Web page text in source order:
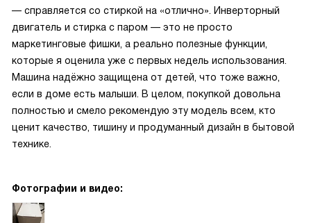
— справляется со стиркой на «отлично». Инверторный
двигатель и стирка с паром — это не просто
маркетинговые фишки, а реально полезные функции,
которые я оценила уже с первых недель использования.
Машина надёжно защищена от детей, что тоже важно,
если в доме есть малыши. В целом, покупкой довольна
полностью и смело рекомендую эту модель всем, кто
ценит качество, тишину и продуманный дизайн в бытовой
технике.
Фотографии и видео: